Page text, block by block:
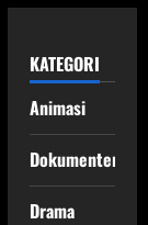
KATEGORI
Animasi
Dokumenter
Drama